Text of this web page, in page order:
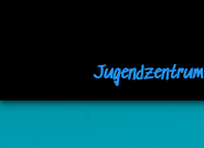
Jugendzentrum